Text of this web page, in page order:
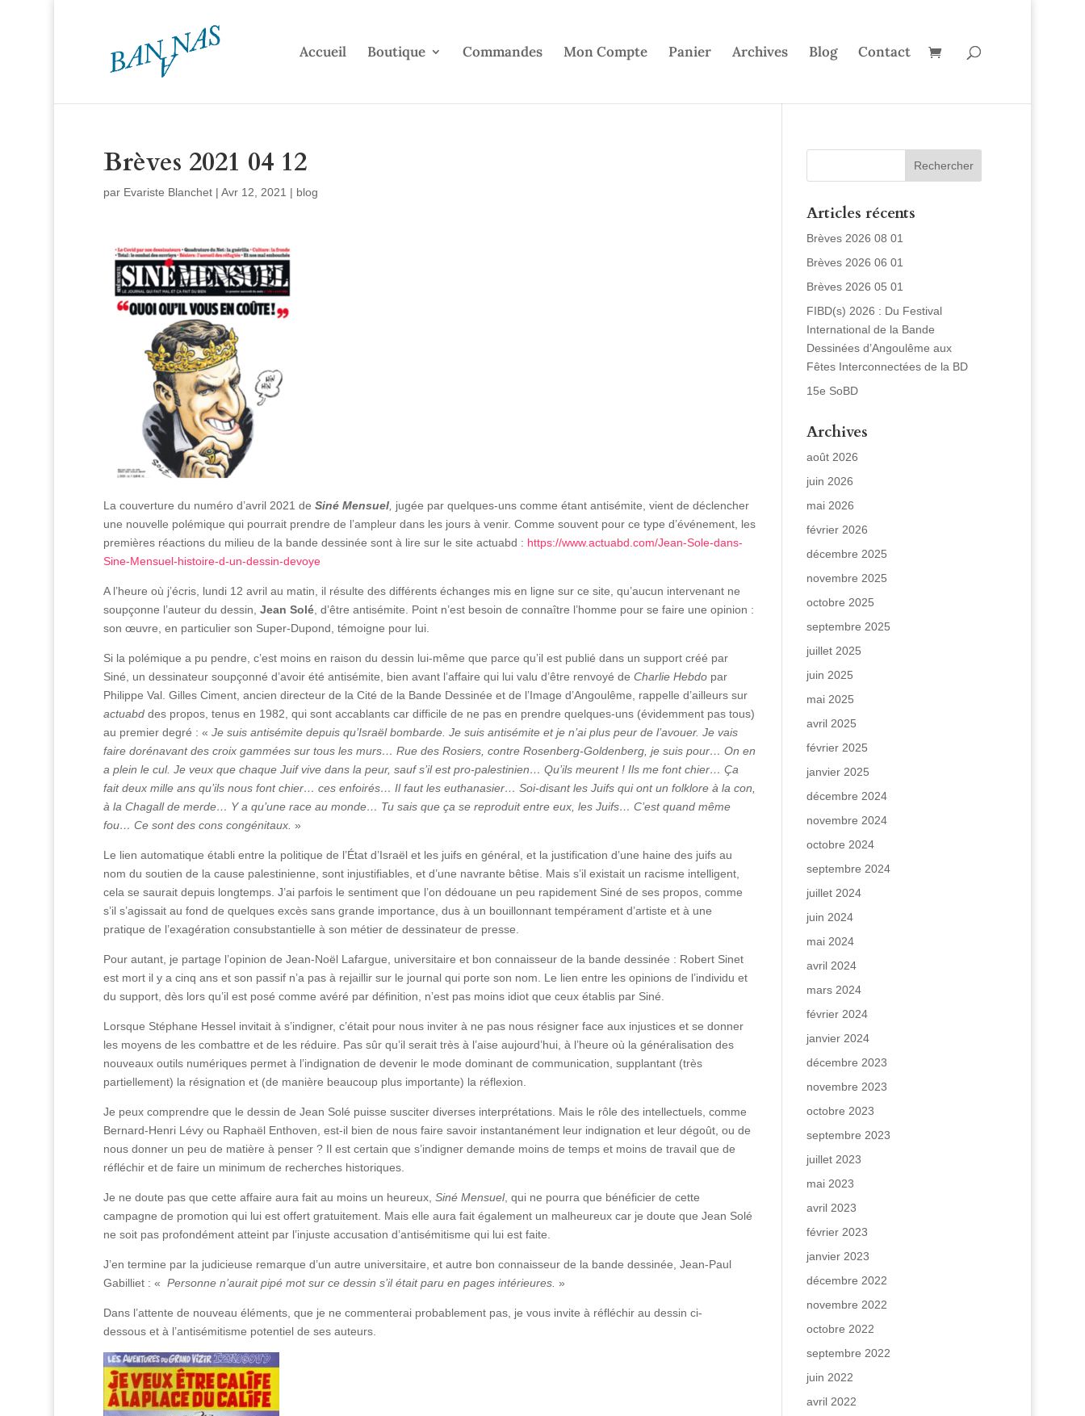
Accueil Boutique Commandes Mon Compte Panier Archives Blog Contact
Brèves 2021 04 12
par Evariste Blanchet| Avr 12, 2021 | blog
La couverture du numéro d’avril 2021 de Siné Mensuel, jugée par quelques-uns comme étant antisémite, vient de déclencher
une nouvelle polémique qui pourrait prendre de l’ampleur dans les jours à venir. Comme souvent pour ce type d’événement, les
premières réactions du milieu de la bande dessinée sont à lire sur le site actuabd : https://www.actuabd.com/Jean-Sole-dans-
Sine-Mensuel-histoire-d-un-dessin-devoye
A l’heure où j’écris, lundi 12 avril au matin, il résulte des différents échanges mis en ligne sur ce site, qu’aucun intervenant ne
soupçonne l’auteur du dessin, Jean Solé, d’être antisémite. Point n’est besoin de connaître l’homme pour se faire une opinion :
son œuvre, en particulier son Super-Dupond, témoigne pour lui.
Si la polémique a pu pendre, c’est moins en raison du dessin lui-même que parce qu’il est publié dans un support créé par
Siné, un dessinateur soupçonné d’avoir été antisémite, bien avant l’affaire qui lui valu d’être renvoyé de Charlie Hebdopar
Philippe Val. Gilles Ciment, ancien directeur de la Cité de la Bande Dessinée et de l’Image d’Angoulême, rappelle d’ailleurs sur
actuabddes propos, tenus en 1982, qui sont accablants car difficile de ne pas en prendre quelques-uns (évidemment pas tous)
au premier degré : « Je suis antisémite depuis qu’Israël bombarde. Je suis antisémite et je n’ai plus peur de l’avouer. Je vais
faire dorénavant des croix gammées sur tous les murs… Rue des Rosiers, contre Rosenberg-Goldenberg, je suis pour… On en
a plein le cul. Je veux que chaque Juif vive dans la peur, sauf s’il est pro-palestinien… Qu’ils meurent ! Ils me font chier… Ça
fait deux mille ans qu’ils nous font chier… ces enfoirés… Il faut les euthanasier… Soi-disant les Juifs qui ont un folklore à la con,
à la Chagall de merde… Y a qu’une race au monde… Tu sais que ça se reproduit entre eux, les Juifs… C’est quand même
fou… Ce sont des cons congénitaux. »
Le lien automatique établi entre la politique de l’État d’Israël et les juifs en général, et la justification d’une haine des juifs au
nom du soutien de la cause palestinienne, sont injustifiables, et d’une navrante bêtise. Mais s’il existait un racisme intelligent,
cela se saurait depuis longtemps. J’ai parfois le sentiment que l’on dédouane un peu rapidement Siné de ses propos, comme
s’il s’agissait au fond de quelques excès sans grande importance, dus à un bouillonnant tempérament d’artiste et à une
pratique de l’exagération consubstantielle à son métier de dessinateur de presse.
Pour autant, je partage l’opinion de Jean-Noël Lafargue, universitaire et bon connaisseur de la bande dessinée : Robert Sinet
est mort il y a cinq ans et son passif n’a pas à rejaillir sur le journal qui porte son nom. Le lien entre les opinions de l’individu et
du support, dès lors qu’il est posé comme avéré par définition, n’est pas moins idiot que ceux établis par Siné.
Lorsque Stéphane Hessel invitait à s’indigner, c’était pour nous inviter à ne pas nous résigner face aux injustices et se donner
les moyens de les combattre et de les réduire. Pas sûr qu’il serait très à l’aise aujourd’hui, à l’heure où la généralisation des
nouveaux outils numériques permet à l’indignation de devenir le mode dominant de communication, supplantant (très
partiellement) la résignation et (de manière beaucoup plus importante) la réflexion.
Je peux comprendre que le dessin de Jean Solé puisse susciter diverses interprétations. Mais le rôle des intellectuels, comme
Bernard-Henri Lévy ou Raphaël Enthoven, est-il bien de nous faire savoir instantanément leur indignation et leur dégoût, ou de
nous donner un peu de matière à penser ? Il est certain que s’indigner demande moins de temps et moins de travail que de
réfléchir et de faire un minimum de recherches historiques.
Je ne doute pas que cette affaire aura fait au moins un heureux, Siné Mensuel, qui ne pourra que bénéficier de cette
campagne de promotion qui lui est offert gratuitement. Mais elle aura fait également un malheureux car je doute que Jean Solé
ne soit pas profondément atteint par l’injuste accusation d’antisémitisme qui lui est faite.
J’en termine par la judicieuse remarque d’un autre universitaire, et autre bon connaisseur de la bande dessinée, Jean-Paul
Gabilliet : « Personne n’aurait pipé mot sur ce dessin s’il était paru en pages intérieures. »
Dans l’attente de nouveau éléments, que je ne commenterai probablement pas, je vous invite à réfléchir au dessin ci-
dessous et à l’antisémitisme potentiel de ses auteurs.
Articles récents
Brèves 2026 08 01
Brèves 2026 06 01
Brèves 2026 05 01
FIBD(s) 2026 : Du Festival
International de la Bande
Dessinées d’Angoulême aux
Fêtes Interconnectées de la BD
15e SoBD
Archives
août 2026
juin 2026
mai 2026
février 2026
décembre 2025
novembre 2025
octobre 2025
septembre 2025
juillet 2025
juin 2025
mai 2025
avril 2025
février 2025
janvier 2025
décembre 2024
novembre 2024
octobre 2024
septembre 2024
juillet 2024
juin 2024
mai 2024
avril 2024
mars 2024
février 2024
janvier 2024
décembre 2023
novembre 2023
octobre 2023
septembre 2023
juillet 2023
mai 2023
avril 2023
février 2023
janvier 2023
décembre 2022
novembre 2022
octobre 2022
septembre 2022
juin 2022
avril 2022